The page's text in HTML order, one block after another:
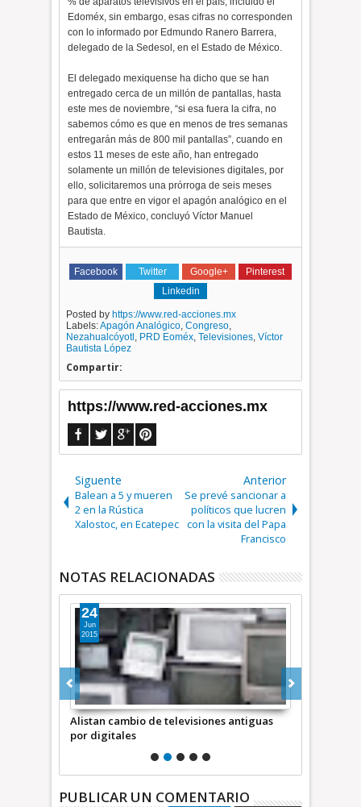
Edoméx, sin embargo, esas cifras no corresponden
con lo informado por Edmundo Ranero Barrera,
delegado de la Sedesol, en el Estado de México.
El delegado mexiquense ha dicho que se han
entregado cerca de un millón de pantallas, hasta
este mes de noviembre, “si esa fuera la cifra, no
sabemos cómo es que en menos de tres semanas
entregarán más de 800 mil pantallas”, cuando en
estos 11 meses de este año, han entregado
solamente un millón de televisiones digitales, por
ello, solicitaremos una prórroga de seis meses
para que entre en vigor el apagón analógico en el
Estado de México, concluyó Víctor Manuel
Bautista.
Facebook Twitter Google+
Pinterest
Linkedin
Posted by https://www.red-acciones.mx
Labels:Apagón Analógico,Congreso,
Nezahualcóyotl , PRD Eoméx,Televisiones,Víctor
Bautista López
Compartir:
https://www.red-acciones.mx
Siguente
Balean a 5 y mueren
2 en la Rústica
Xalostoc, en Ecatepec
Anterior
Se prevé sancionar a
políticos que lucren
con la visita del Papa‏
Francisco
NOTAS RELACIONADAS
Alistan cambio de televisiones antiguas
por digitales
24
Jun
2015
PUBLICAR UN COMENTARIO